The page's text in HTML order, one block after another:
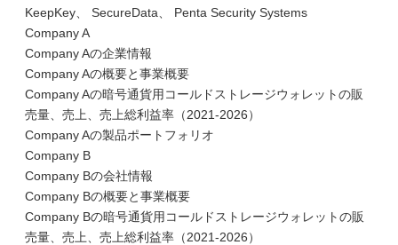
KeepKey、 SecureData、 Penta Security Systems
Company A
Company Aの企業情報
Company Aの概要と事業概要
Company Aの暗号通貨用コールドストレージウォレットの販
売量、売上、売上総利益率（2021-2026）
Company Aの製品ポートフォリオ
Company B
Company Bの会社情報
Company Bの概要と事業概要
Company Bの暗号通貨用コールドストレージウォレットの販
売量、売上、売上総利益率（2021-2026）